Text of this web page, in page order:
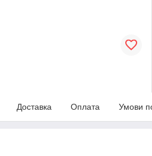
Доставка Оплата Умови